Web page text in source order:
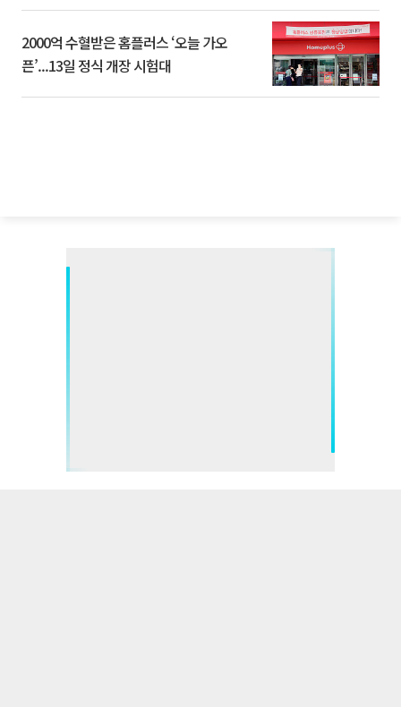
2000억 수혈받은 홈플러스 ‘오늘 가오
픈’...13일 정식 개장 시험대